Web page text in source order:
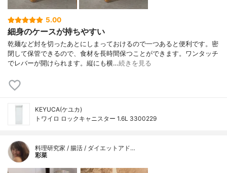
5.00
細身のケースが持ちやすい
乾麺など封を切ったあとにしまっておけるので一つあると便利です。密
閉して保管できるので、食材を長時間保つことができます。ワンタッチ
でレバーが開けられます。縦にも横…続きを見る
KEYUCA(ケユカ)
トワイロ ロックキャニスター 1.6L 3300229
料理研究家 / 腸活 / ダイエットアド…
彩菜